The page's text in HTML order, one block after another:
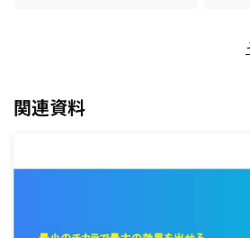
関連資料